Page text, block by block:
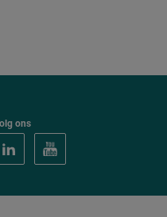
ons